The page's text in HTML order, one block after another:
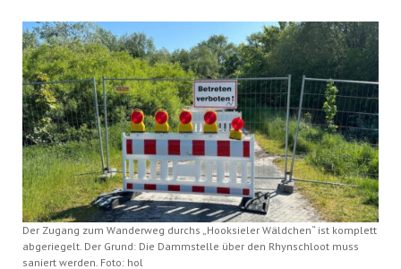
Der Zugang zum Wanderweg durchs „Hooksieler Wäldchen“ ist komplett
abgeriegelt. Der Grund: Die Dammstelle über den Rhynschloot muss
saniert werden. Foto: hol